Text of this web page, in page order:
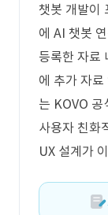
챗봇 개발이
에 AI 챗봇
등록한 자료
에 추가 자
는 KOVO 공
사용자 친화
UX 설계가